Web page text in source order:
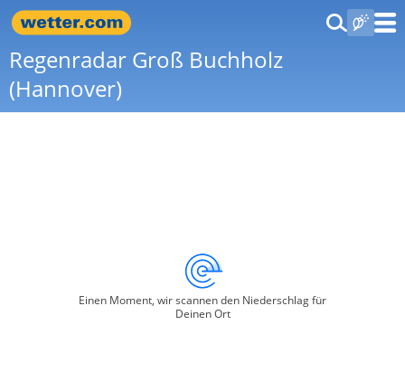
Regenradar Groß Buchholz
(Hannover)
Einen Moment, wir scannen den Niederschlag für
Deinen Ort